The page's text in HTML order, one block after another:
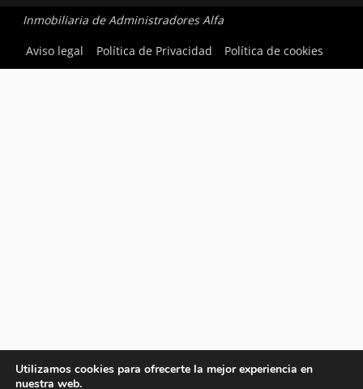
Inmobiliaria de Administradores Alfa
Aviso legal
Política de Privacidad Política de cookies
Utilizamos cookies para ofrecerte la mejor experiencia en
nuestra web.